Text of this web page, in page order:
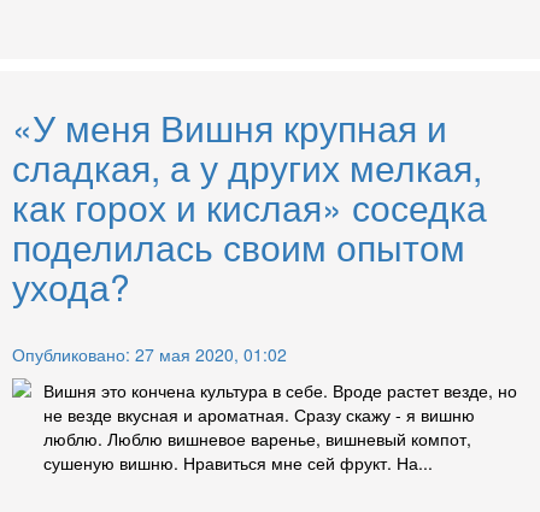
«У меня Вишня крупная и
сладкая, а у других мелкая,
как горох и кислая» соседка
поделилась своим опытом
ухода?
Опубликовано: 27 мая 2020, 01:02
Вишня это кончена культура в себе. Вроде растет везде, но
не везде вкусная и ароматная. Сразу скажу - я вишню
люблю. Люблю вишневое варенье, вишневый компот,
сушеную вишню. Нравиться мне сей фрукт. На...